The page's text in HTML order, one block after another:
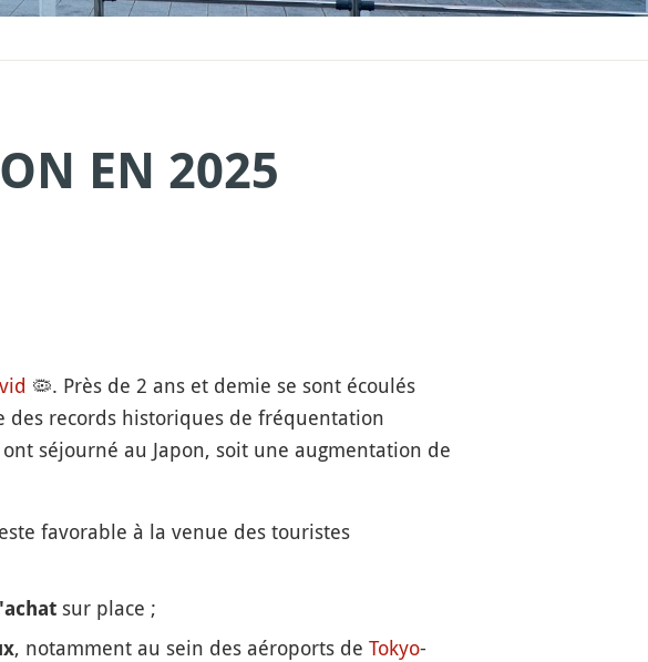
EN 2025
🦠. Près de 2 ans et demie se sont écoulés
des records historiques de fréquentation
séjourné au Japon, soit une augmentation de
favorable à la venue des touristes
sur place ;
, notamment au sein des aéroports de Tokyo-